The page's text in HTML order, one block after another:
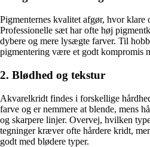
Pigmenternes kvalitet afgør, hvor klare
Professionelle sæt har ofte høj
dybere og mere lysægte farver. Til
pigmentering være et godt kompromis
2. Blødhed og tekstur
Akvarelkridt findes i forskellige
farve og er nemmere at blende, mens
og skarpere linjer. Overvej, hvilken
tegninger kræver ofte hårdere kridt,
godt med blødere typer.